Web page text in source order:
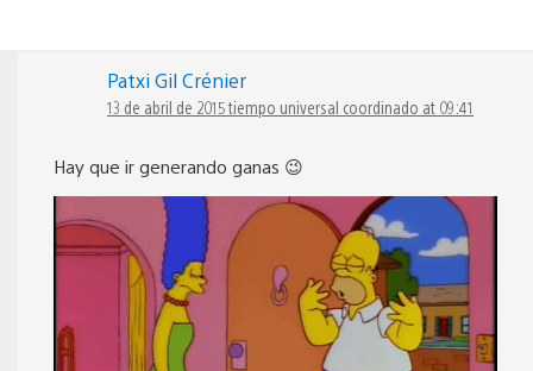
Patxi Gil Crénier
13 de abril de 2015 tiempo universal coordinado at 09:41
Hay que ir generando ganas 😉